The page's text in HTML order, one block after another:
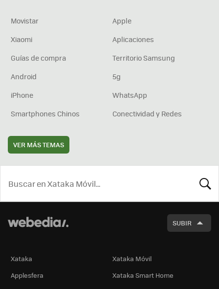
Movistar
Apple
Xiaomi
Aplicaciones
Guías de compra
Territorio Samsung
Android
5g
iPhone
WhatsApp
Smartphones Chinos
Conectividad y Redes
VER MÁS TEMAS
SUBIR
Xataka
Xataka Móvil
Applesfera
Xataka Smart Home